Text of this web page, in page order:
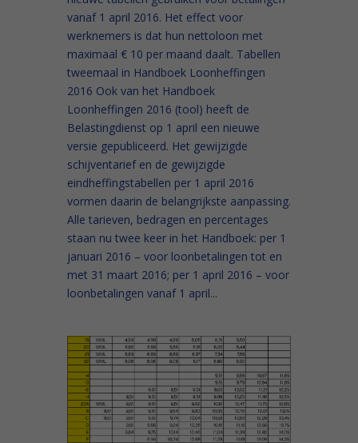
vanaf 1 april 2016. Het effect voor
werknemers is dat hun nettoloon met
maximaal € 10 per maand daalt. Tabellen
tweemaal in Handboek Loonheffingen
2016 Ook van het Handboek
Loonheffingen 2016 (tool) heeft de
Belastingdienst op 1 april een nieuwe
versie gepubliceerd. Het gewijzigde
schijventarief en de gewijzigde
eindheffingstabellen per 1 april 2016
vormen daarin de belangrijkste aanpassing.
Alle tarieven, bedragen en percentages
staan nu twee keer in het Handboek: per 1
januari 2016 – voor loonbetalingen tot en
met 31 maart 2016; per 1 april 2016 – voor
loonbetalingen vanaf 1 april...